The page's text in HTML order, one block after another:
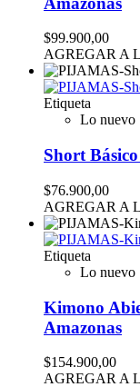
$99.900,00
AGREGAR A
Etiqueta
Lo nuevo
Short
$76.900,00
AGREGAR A
Etiqueta
Lo nuevo
Kimono
Amazonas
$154.900,00
AGREGAR A